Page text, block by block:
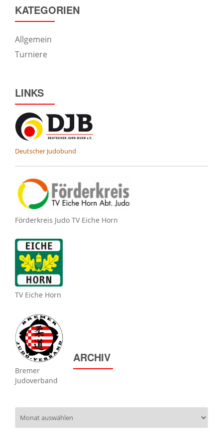
KATEGORIEN
Allgemein
Turniere
LINKS
Deutscher Judobund
Förderkreis Judo TV Eiche Horn
TV Eiche Horn
Bremer
Judoverband
ARCHIV